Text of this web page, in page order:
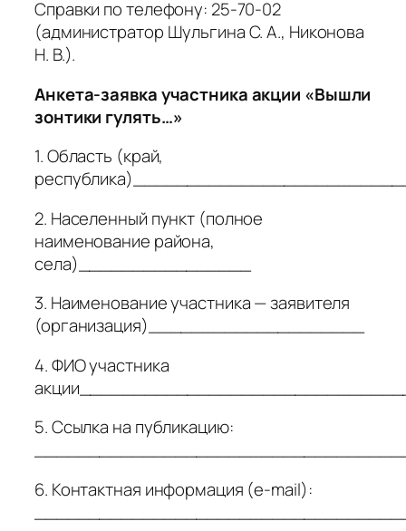
Справки по телефону: 25-70-02
(администратор Шульгина С. А., Никонова
Н. В.).
Анкета-заявка участника акции «Вышли
зонтики гулять…»
1. Область (край,
2. Населенный пункт (полное
наименование района,
села)________________
3. Наименование участника — заявителя
(организация)____________________
4. ФИО участника
5. Ссылка на публикацию:
6. Контактная информация (e-mail):